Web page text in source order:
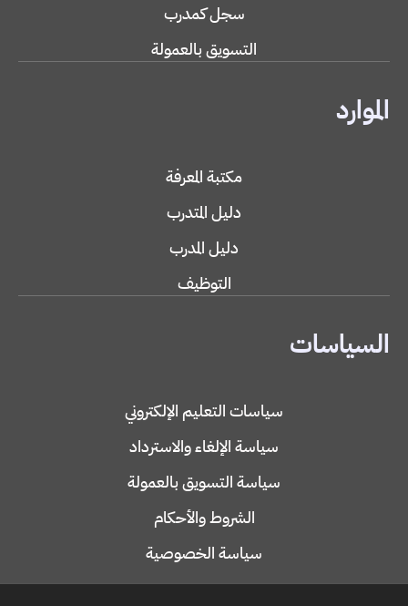
سجل كمدرب
التسويق بالعمولة
الموارد
مكتبة المعرفة
دليل المتدرب
دليل المدرب
التوظيف
السياسات
سياسات التعليم الإلكتروني
سياسة الإلغاء والاسترداد
سياسة التسويق بالعمولة
الشروط والأحكام
سياسة الخصوصية